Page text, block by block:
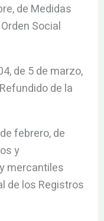
de Medidas
Social
de 5 de marzo,
de la
febrero, de
y
mercantiles
de los Registros